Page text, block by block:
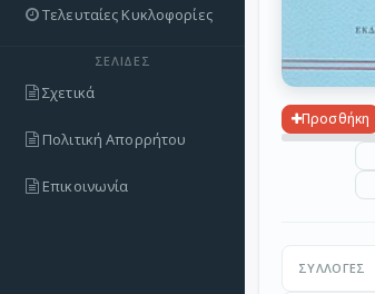
Τελευταίες Κυκλοφορίες
ΣΕΛΊΔΕΣ
Σχετικά
Πολιτική Απορρήτου
Επικοινωνία
Προσθήκη
ΣΥΛΛΟΓΈΣ